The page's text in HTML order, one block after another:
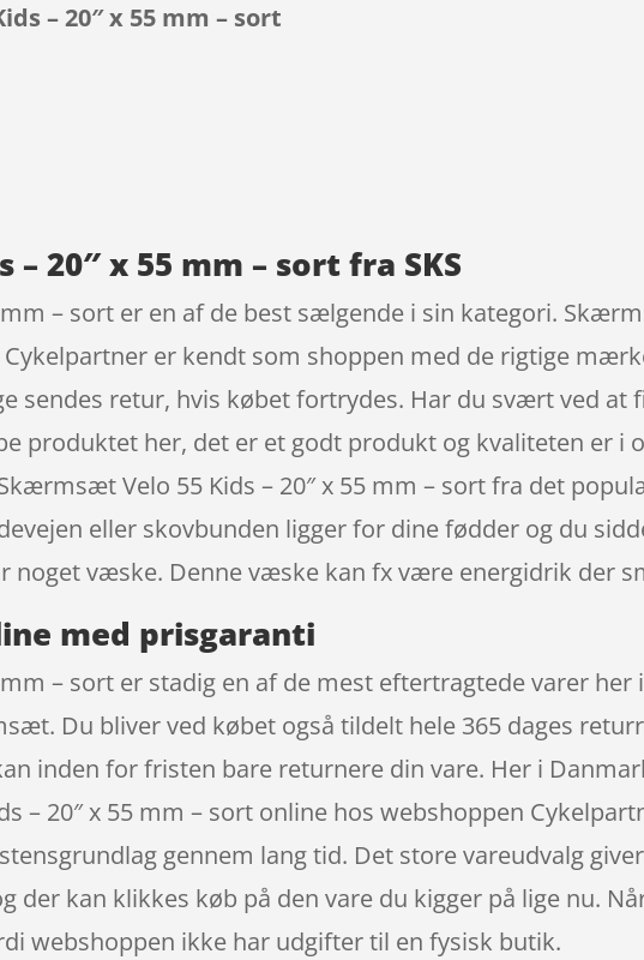
– 20″ x 55 mm – sort
20″ x 55 mm – sort fra SKS
mm – sort er en af de best sælgende i sin kategori.
er kendt som shoppen med de rigtige
sendes retur, hvis købet fortrydes. Har du svært ved at
produktet her, det er et godt produkt og kvaliteten er i
Velo 55 Kids – 20″ x 55 mm – sort fra det
eller skovbunden ligger for dine fødder og du
væske. Denne væske kan fx være energidrik der
med prisgaranti
– sort er stadig en af de mest eftertragtede varer
Du bliver ved købet også tildelt hele 365 dages
inden for fristen bare returnere din vare. Her i
– 20″ x 55 mm – sort online hos webshoppen
gennem lang tid. Det store vareudvalg
der kan klikkes køb på den vare du kigger på lige nu.
webshoppen ikke har udgifter til en fysisk butik.